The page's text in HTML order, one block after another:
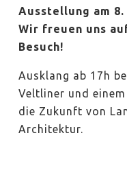
Ausstellung am 8.
Wir freuen uns
Besuch!
Ausklang ab 17h
Veltliner und
die Zukunft von
Architektur.